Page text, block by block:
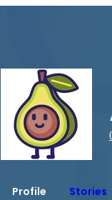
Profile Stories